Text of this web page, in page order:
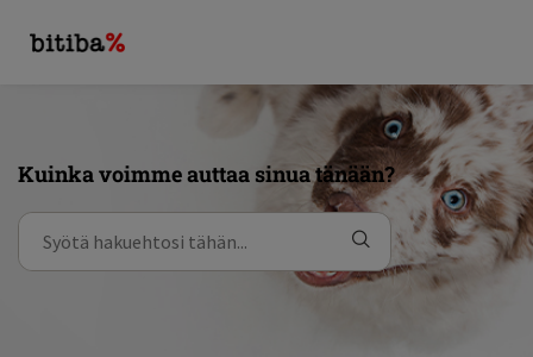
Kuinka voimme auttaa sinua tänään?